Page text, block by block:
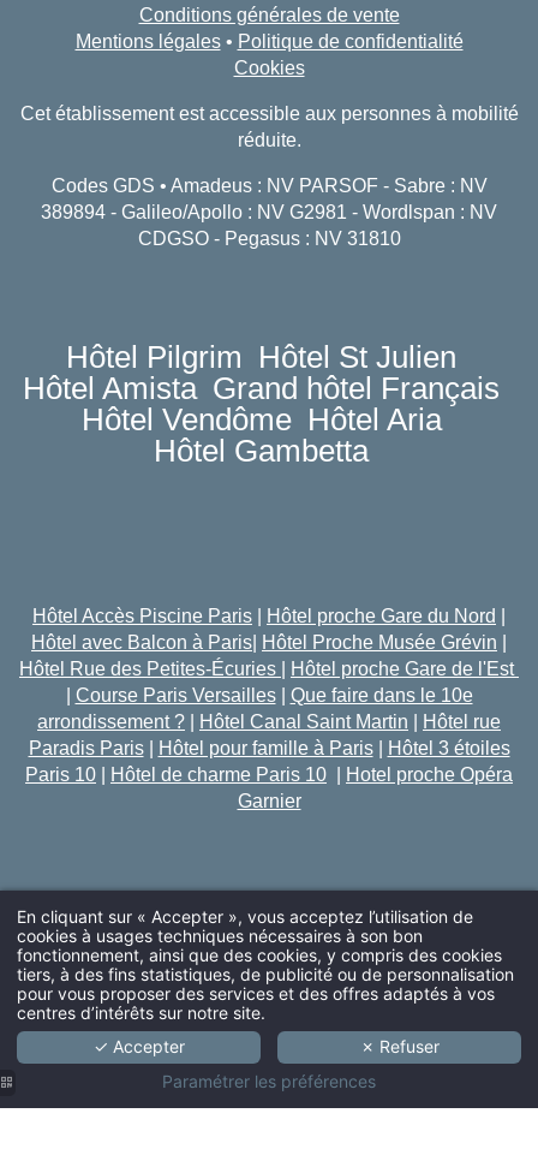
Conditions générales de vente
Mentions légales• Politique de confidentialité
Cookies
Cet établissement est accessible aux personnes à mobilité
réduite.
Codes GDS • Amadeus : NV PARSOF - Sabre : NV
389894 - Galileo/Apollo : NV G2981 - Wordlspan : NV
CDGSO - Pegasus : NV 31810
Hôtel Pilgrim
Hôtel St Julien
Hôtel Amista Grand hôtel Français
Hôtel Vendôme Hôtel Aria
Hôtel Gambetta
Hôtel Accès Piscine Paris Hôtel proche Gare du Nord
Hôtel avec Balcon à Paris Hôtel Proche Musée Grévin
Hôtel Rue des Petites-Écuries
Hôtel proche Gare de l'Est
Course Paris Versailles| Que faire dans le 10e
arrondissement ?
Hôtel Canal Saint Martin
Hôtel rue
Paradis Paris| Hôtel pour famille à Paris|
Hôtel 3 étoiles
Paris 10
Hôtel de charme Paris 10
Hotel proche Opéra
Garnier
Offres & ActualitésAccèsRéserver
ARRIVÉE
ADULTES
En cliquant sur « Accepter », vous acceptez l’utilisation de
cookies à usages techniques nécessaires à son bon
fonctionnement, ainsi que des cookies, y compris des cookies
tiers, à des fins statistiques, de publicité ou de personnalisation
pour vous proposer des services et des offres adaptés à vos
centres d’intérêts sur notre site.
✓ Accepter
✗ Refuser
Paramétrer les préférences